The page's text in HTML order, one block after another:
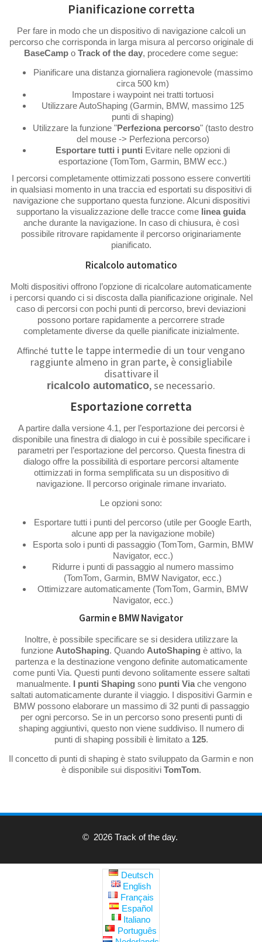
Pianificazione corretta
Per fare in modo che un dispositivo di navigazione calcoli un
percorso che corrisponda in larga misura al percorso originale di
BaseCamp o Track of the day, procedere come segue:
Pianificare una distanza giornaliera ragionevole (massimo
circa 500 km)
Impostare i waypoint nei tratti tortuosi
Utilizzare AutoShaping (Garmin, BMW, massimo 125
punti di shaping)
Utilizzare la funzione "Perfeziona percorso" (tasto destro
del mouse -> Perfeziona percorso)
Esportare tutti i punti Evitare nelle opzioni di
esportazione (TomTom, Garmin, BMW ecc.)
I percorsi completamente ottimizzati possono essere convertiti
in qualsiasi momento in una traccia ed esportati su dispositivi di
navigazione che supportano questa funzione. Alcuni dispositivi
supportano la visualizzazione delle tracce come linea guida
anche durante la navigazione. In caso di chiusura, è così
possibile ritrovare rapidamente il percorso originariamente
pianificato.
Ricalcolo automatico
Molti dispositivi offrono l’opzione di ricalcolare automaticamente
i percorsi quando ci si discosta dalla pianificazione originale. Nel
caso di percorsi con pochi punti di percorso, brevi deviazioni
possono portare rapidamente a percorrere strade
completamente diverse da quelle pianificate inizialmente.
Affinché tutte le tappe intermedie di un tour vengano
raggiunte almeno in gran parte, è consigliabile
disattivare il
ricalcolo automatico, se necessario.
Esportazione corretta
A partire dalla versione 4.1, per l’esportazione dei percorsi è
disponibile una finestra di dialogo in cui è possibile specificare i
parametri per l’esportazione del percorso. Questa finestra di
dialogo offre la possibilità di esportare percorsi altamente
ottimizzati in forma semplificata su un dispositivo di
navigazione. Il percorso originale rimane invariato.
Le opzioni sono:
Esportare tutti i punti del percorso (utile per Google Earth,
alcune app per la navigazione mobile)
Esporta solo i punti di passaggio (TomTom, Garmin, BMW
Navigator, ecc.)
Ridurre i punti di passaggio al numero massimo
(TomTom, Garmin, BMW Navigator, ecc.)
Ottimizzare automaticamente (TomTom, Garmin, BMW
Navigator, ecc.)
Garmin e BMW Navigator
Inoltre, è possibile specificare se si desidera utilizzare la
funzione AutoShaping. Quando AutoShaping è attivo, la
partenza e la destinazione vengono definite automaticamente
come punti Via. Questi punti devono solitamente essere saltati
manualmente. I punti Shaping sono punti Viache vengono
saltati automaticamente durante il viaggio. I dispositivi Garmin e
BMW possono elaborare un massimo di 32 punti di passaggio
per ogni percorso. Se in un percorso sono presenti punti di
shaping aggiuntivi, questo non viene suddiviso. Il numero di
punti di shaping possibili è limitato a 125.
Il concetto di punti di shaping è stato sviluppato da Garmin e non
è disponibile sui dispositivi TomTom.
© 2026 Track of the day.
Deutsch
English
Français
Español
Italiano
Português